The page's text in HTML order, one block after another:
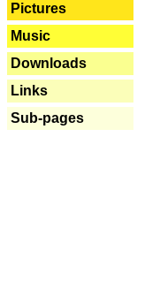
Pictures
Music
Downloads
Links
Sub-pages